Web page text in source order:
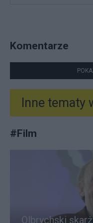
Komentarze
Inne tematy
#Film
Olbrychski